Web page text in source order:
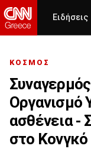
Ειδήσεις
ΚΟΣΜΟΣ
Οργανισμό
ασθένεια -
στο Κονγκό